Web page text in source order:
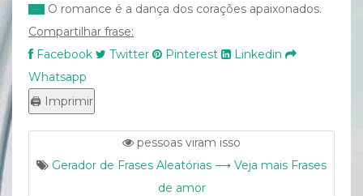
O romance é a dança dos corações apaixonados.
Compartilhar frase:
Facebook
Twitter Pinterest
Linkedin
Whatsapp
pessoas viram isso
Gerador de Frases Aleatórias ⟶ Veja mais Frases
de amor